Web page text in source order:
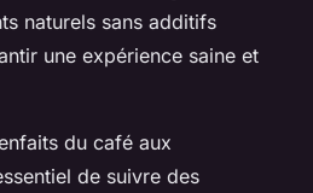
naturels sans additifs
une expérience saine et
du café aux
de suivre des